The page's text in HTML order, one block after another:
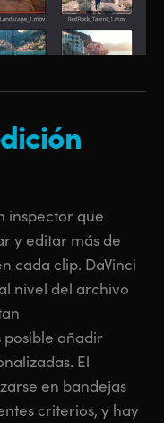
inspector que
y editar más de
cada clip. DaVinci
nivel del archivo
posible añadir
El
en bandejas
criterios, y hay